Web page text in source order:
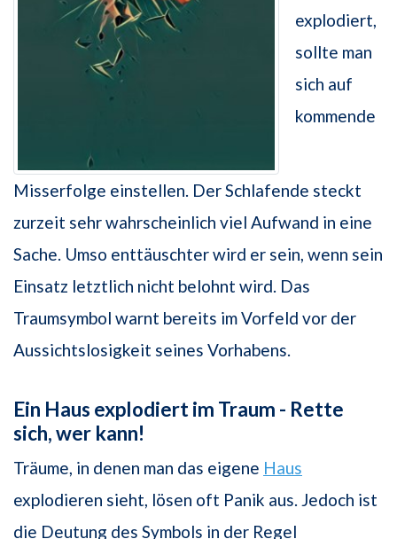
explodiert,
sollte man
sich auf
kommende
Misserfolge einstellen. Der Schlafende steckt
zurzeit sehr wahrscheinlich viel Aufwand in eine
Sache. Umso enttäuschter wird er sein, wenn sein
Einsatz letztlich nicht belohnt wird. Das
Traumsymbol warnt bereits im Vorfeld vor der
Aussichtslosigkeit seines Vorhabens.
Ein Haus explodiert im Traum - Rette
sich, wer kann!
Träume, in denen man das eigene Haus
explodieren sieht, lösen oft Panik aus. Jedoch ist
die Deutung des Symbols in der Regel